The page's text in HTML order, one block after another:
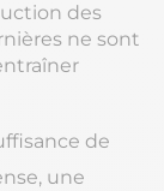
des
ne sont
de
une